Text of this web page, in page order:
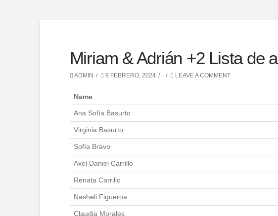
Miriam & Adrián +2 Lista de
ADMIN 9 FEBRERO, 2024 LEAVE A COMMENT
Name
Ana Sofía Basurto
Virginia Basurto
Sofía Bravo
Axel Daniel Carrillo
Renata Carrillo
Nasheli Figueroa
Claudia Morales